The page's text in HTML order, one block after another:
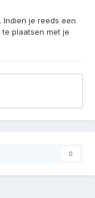
je reeds een
plaatsen met je
0